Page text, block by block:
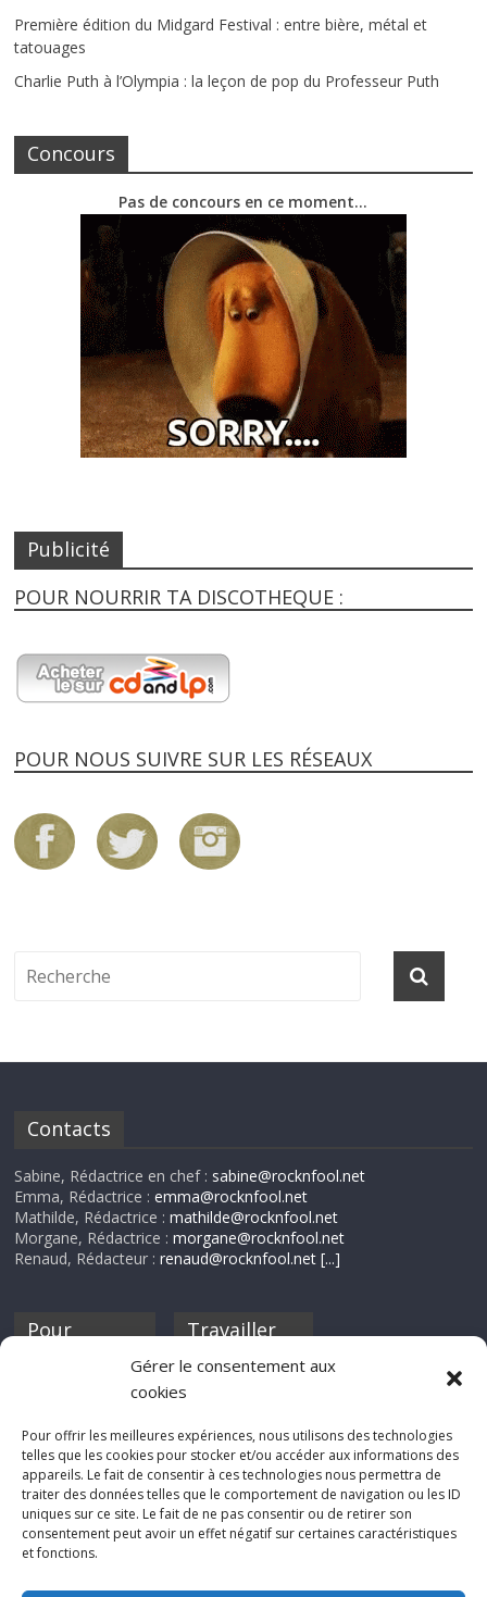
Gérer le consentement aux
cookies
Pour offrir les meilleures expériences, nous utilisons des technologies
telles que les cookies pour stocker et/ou accéder aux informations des
appareils. Le fait de consentir à ces technologies nous permettra de
traiter des données telles que le comportement de navigation ou les ID
uniques sur ce site. Le fait de ne pas consentir ou de retirer son
consentement peut avoir un effet négatif sur certaines caractéristiques
et fonctions.
Première édition du Midgard Festival : entre bière, métal et
tatouages
Charlie Puth à l’Olympia : la leçon de pop du Professeur Puth
Concours
Pas de concours en ce moment…
Publicité
POUR NOURRIR TA DISCOTHEQUE :
POUR NOUS SUIVRE SUR LES RÉSEAUX
Contacts
Sabine, Rédactrice en chef : sabine@rocknfool.net
Emma, Rédactrice :emma@rocknfool.net
Mathilde, Rédactrice :mathilde@rocknfool.net
Morgane, Rédactrice :morgane@rocknfool.net
Renaud, Rédacteur :renaud@rocknfool.net [...]
Pour
discothèque
Travailler
Si tu souhaites
Rocknfool, n'hésite
pas à nous envoyer
tes chroniques de
concerts, de films,
séries ou des billets
d'humeur :
net